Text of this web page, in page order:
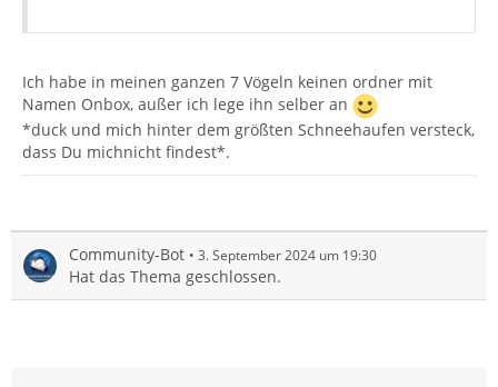
Ich habe in meinen ganzen 7 Vögeln keinen ordner mit
Namen Onbox, außer ich lege ihn selber an
*duck und mich hinter dem größten Schneehaufen versteck,
dass Du michnicht findest*.
Community-Bot 3. September 2024 um 19:30
Hat das Thema geschlossen.